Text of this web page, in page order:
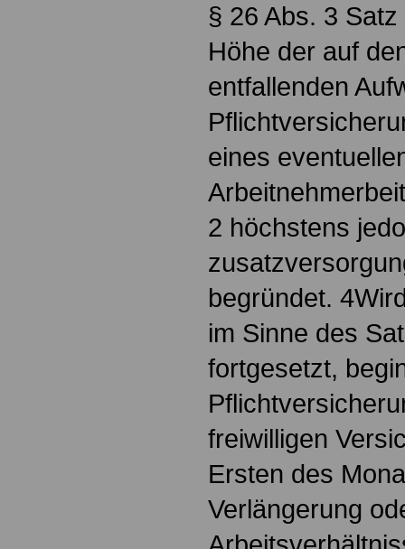
§ 26 Abs. 3
Höhe der auf
entfallenden
eines
2 höchstens
begründet.
im Sinne des
fortgesetzt,
freiwilligen
Ersten des
Verlängerung